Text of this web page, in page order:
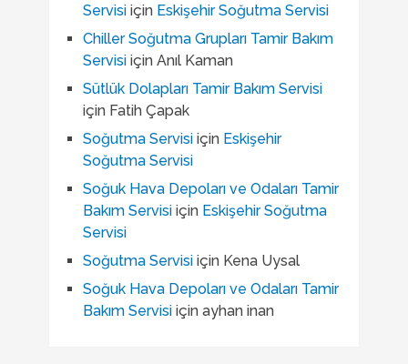
Servisiiçin Eskişehir Soğutma Servisi
Chiller Soğutma Grupları Tamir Bakım
Servisiiçin Anıl Kaman
Sütlük Dolapları Tamir Bakım Servisi
için Fatih Çapak
Soğutma Servisiiçin Eskişehir
Soğutma Servisi
Soğuk Hava Depoları ve Odaları Tamir
Bakım Servisiiçin Eskişehir Soğutma
Servisi
Soğutma Servisiiçin Kena Uysal
Soğuk Hava Depoları ve Odaları Tamir
Bakım Servisiiçin ayhan inan